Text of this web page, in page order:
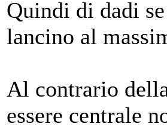
Quindi di dadi se
lancino al
Al contrario
essere centrale